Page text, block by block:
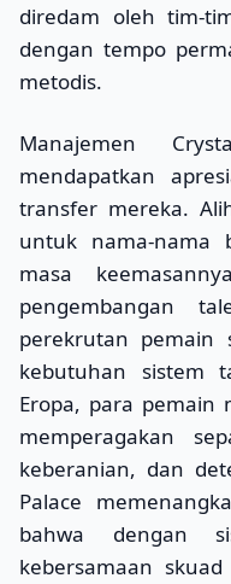
diredam oleh tim-
dengan tempo
metodis.
Manajemen
mendapatkan
transfer mereka.
untuk nama-nama
masa
pengembangan
perekrutan pemain
kebutuhan sistem
Eropa, para pemain
memperagakan
keberanian, dan
Palace
bahwa dengan
kebersamaan